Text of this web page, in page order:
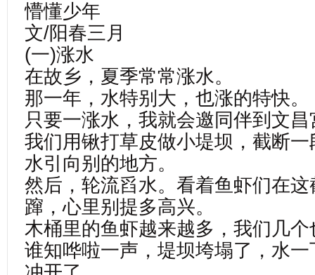
懵懂少年
文/阳春三月
(一)涨水
在故乡，夏季常常涨水。
那一年，水特别大，也涨的特快。
只要一涨水，我就会邀同伴到文
我们用锹打草皮做小堤坝，截断
水引向别的地方。
然后，轮流舀水。看着鱼虾们在
蹿，心里别提多高兴。
木桶里的鱼虾越来越多，我们几
谁知哗啦一声，堤坝垮塌了，水